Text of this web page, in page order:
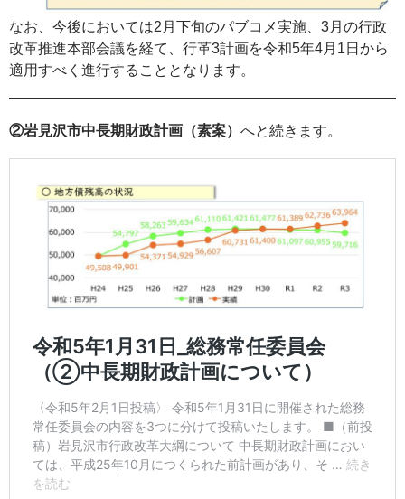
なお、今後においては2月下旬のパブコメ実施、3月の行政
改革推進本部会議を経て、行革3計画を令和5年4月1日から
適用すべく進行することとなります。
②岩見沢市中長期財政計画（素案） へと続きます。